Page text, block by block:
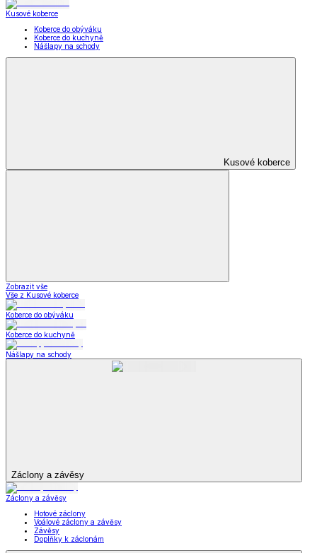
Kusové koberce
Koberce do obýváku
Koberce do kuchyně
Nášlapy na schody
Kusové koberce
Zobrazit vše
Vše z Kusové koberce
Koberce do obýváku
Koberce do kuchyně
Nášlapy na schody
Záclony a závěsy
Záclony a závěsy
Hotové záclony
Voálové záclony a závěsy
Závěsy
Doplňky k záclonám